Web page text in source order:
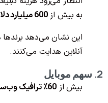
به بیش از600 میلیارد دلار
این نشان می‌دهد
آنلاین هدایت می‌کنند.
2. سهم موبایل
بیش از 60٪ ترافیک وب‌سایت‌ها